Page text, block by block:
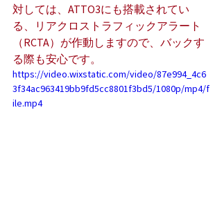
対しては、ATTO3にも搭載されてい
る、リアクロストラフィックアラート
（RCTA）が作動しますので、バックす
る際も安心です。
https://video.wixstatic.com/video/87e994_4c6
3f34ac963419bb9fd5cc8801f3bd5/1080p/mp4/f
ile.mp4